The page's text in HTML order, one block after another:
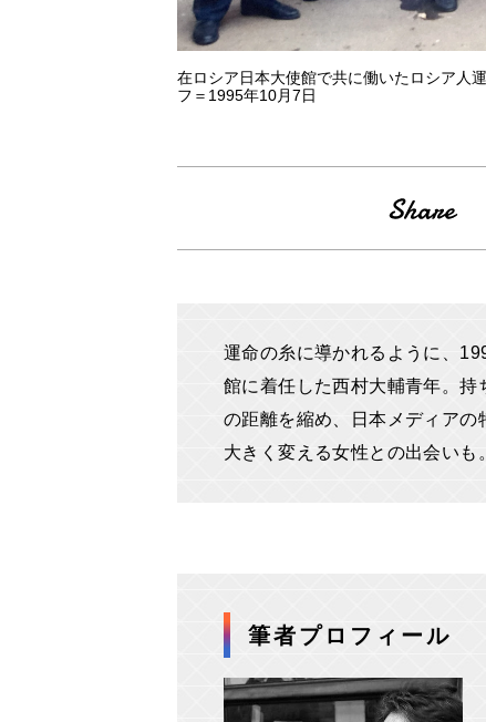
在ロシア日本大使館で共に働いたロシア人
フ＝1995年10月7日
運命の糸に導かれるように、
館に着任した西村大輔青年。持
の距離を縮め、日本メディア
大きく変える女性との出会いも
筆者プロフィール